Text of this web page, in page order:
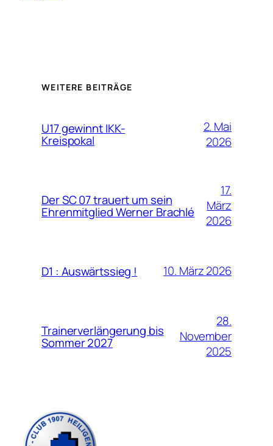
WEITERE BEITRÄGE
U17 gewinnt IKK-
Kreispokal
2. Mai
2026
Der SC 07 trauert um sein
Ehrenmitglied Werner Brachlé
17.
März
2026
D1 : Auswärtssieg ! 10. März 2026
Trainerverlängerung bis
Sommer 2027
28.
November
2025